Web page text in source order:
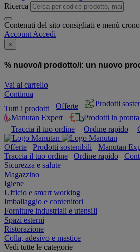
Ricerca
Contenuti del sito consigliati e menù
Account Accedi
×
% nuovo/i prodotto/i: un nuovo
Vai al carrello
Continua
Tutti i prodotti
Offerte
Prodotti
Manutan Expert
Prodotti in
Traccia il tuo ordine
Ordine rapido
Offerte Prodotti sostenibili
Manutan
Traccia il tuo ordine
Ordine rapido
Sicurezza e salute
Magazzino
Igiene
Ufficio e smart working
Imballaggio e contenitori
Forniture industriali e utensili
Spazi esterni
Ristorazione
Colla, adesivo e mastice
Vedi tutte le categorie